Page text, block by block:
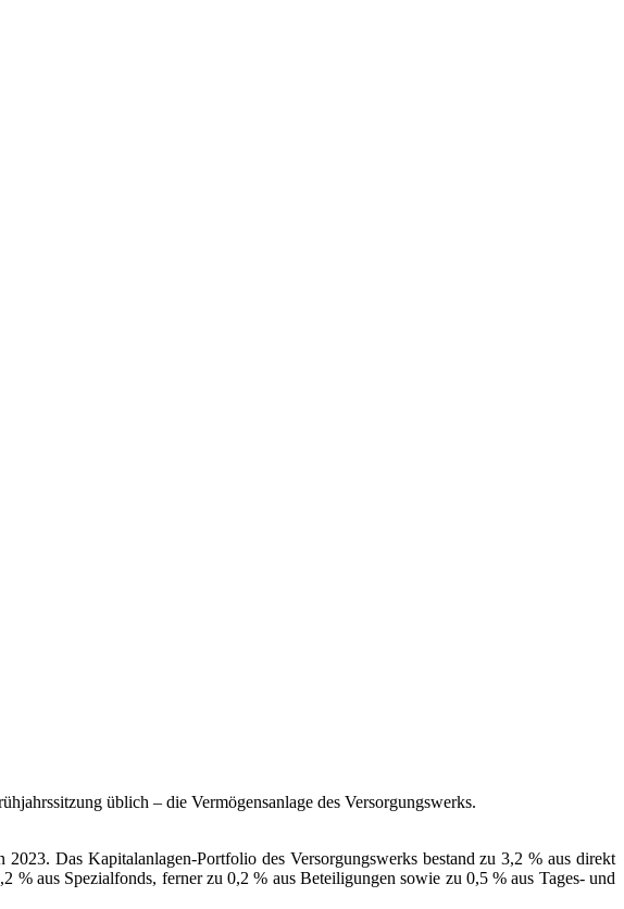
üblich – die Vermögensanlage des Versorgungswerks.
Das Kapitalanlagen-Portfolio des Versorgungswerks bestand zu 3,2 % aus direkt
aus Spezialfonds, ferner zu 0,2 % aus Beteiligungen sowie zu 0,5 % aus Tages- und